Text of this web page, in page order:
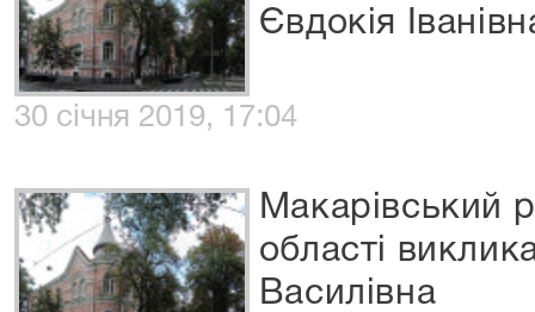
Євдокія
30 січня 2019, 17:04
Макарівський
області
Василівна